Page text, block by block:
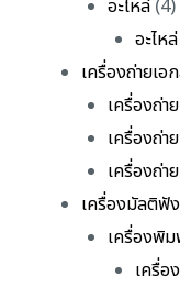
อะไหล่ (4)
อะไห
เครื่องถ่ายเอ
เครื่องถ่า
เครื่องถ่า
เครื่องถ่า
เครื่องมัลติฟั
เครื่องพิ
เครื่